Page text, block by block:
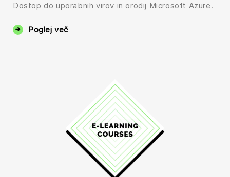
Dostop do uporabnih virov in orodij Microsoft Azure.
Poglej več